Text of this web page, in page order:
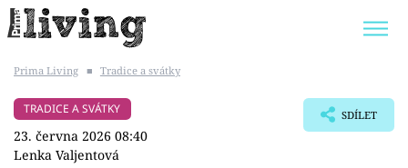
BYDLENÍ SLAVNÝCH
Prima Living ■ Tradice a svátky
TRADICE A SVÁTKY
23. června 2026 08:40
Lenka Valjentová
SDÍLET